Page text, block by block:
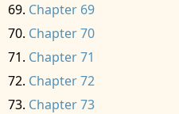
Chapter 69
Chapter 70
Chapter 71
Chapter 72
Chapter 73